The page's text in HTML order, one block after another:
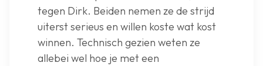
tegen Dirk. Beiden nemen ze de strijd
uiterst serieus en willen koste wat kost
winnen. Technisch gezien weten ze
allebei wel hoe je met een